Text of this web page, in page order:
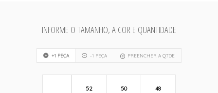
INFORME O TAMANHO, A COR E QUANTIDADE
+1 PEÇA -1 PEÇA PREENCHER A QTDE
52 50 48